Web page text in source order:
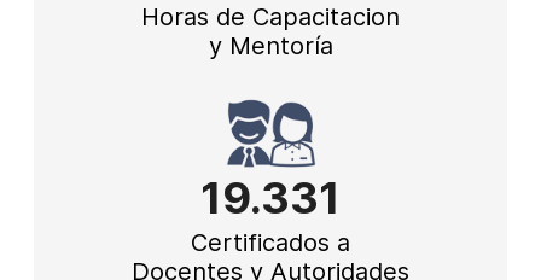
Horas de Capacitacion
y Mentoría
19.331
Certificados a
Docentes y Autoridades